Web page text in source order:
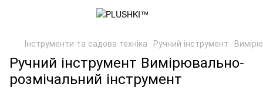
Інструменти та садова техніка Ручний інструмент
Ручний інструмент Вимірювально-
розмічальний інструмент